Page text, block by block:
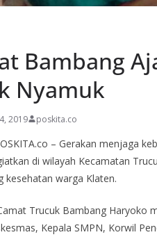
Bambang
Nyamuk
2019 poskita.co
– Gerakan menjaga
di wilayah Kecamatan
kesehatan warga Klaten.
Trucuk Bambang Haryoko
Kepala SMPN, Korwil